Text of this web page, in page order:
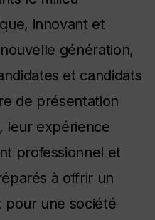
innovant et
génération,
et candidats
de présentation
leur expérience
professionnel et
à offrir un
pour une société